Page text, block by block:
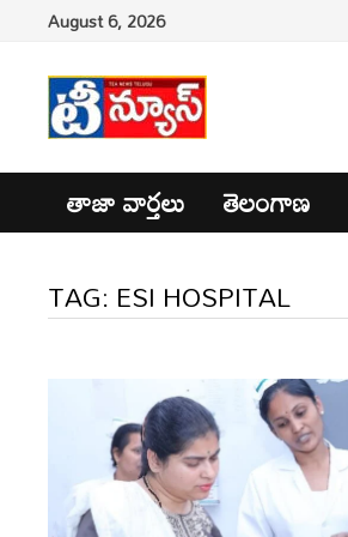
content
August 6, 2026
తాజా వార్తలు తెలంగాణ
TAG: ESI HOSPITAL